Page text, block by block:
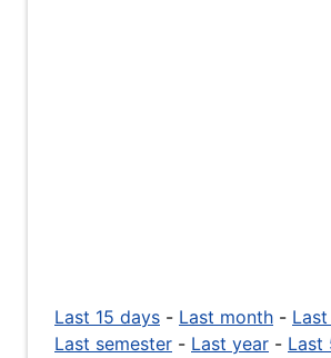
Last 15 days - Last month -
Last semester - Last year - Last